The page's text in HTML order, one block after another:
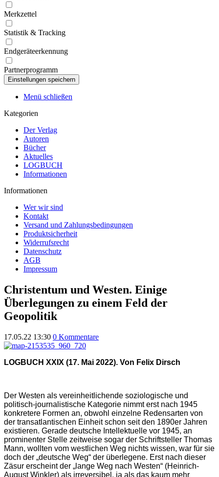
Merkzettel
Statistik & Tracking
Endgeräteerkennung
Partnerprogramm
Menü schließen
Kategorien
Der Verlag
Autoren
Bücher
Aktuelles
LOGBUCH
Informationen
Informationen
Wer wir sind
Kontakt
Versand und Zahlungsbedingungen
Produktsicherheit
Widerrufsrecht
Datenschutz
AGB
Impressum
Christentum und Westen. Einige
Überlegungen zu einem Feld der
Geopolitik
17.05.22 13:30 0 Kommentare
LOGBUCH XXIX (17. Mai 2022). Von Felix Dirsch
Der Westen als vereinheitlichende soziologische und
politisch-journalistische Kategorie nimmt erst nach 1945
konkretere Formen an, obwohl einzelne Redensarten von
der transatlantischen Einheit schon seit den 1890er Jahren
existieren. Gerade deutsche Intellektuelle vor 1945, an
prominenter Stelle zeitweise sogar der Schriftsteller Thomas
Mann, wollten vom westlichen Weg nichts wissen, war für sie
doch der „deutsche Weg“ der überlegene. Erst nach dieser
Zäsur erscheint der „lange Weg nach Westen“ (Heinrich-
August Winkler) als irreversibel, ja als das kaum mehr